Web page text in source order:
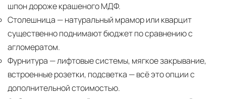
шпон дороже крашеного МДФ.
Столешница — натуральный мрамор или кварцит
существенно поднимают бюджет по сравнению с
агломератом.
Фурнитура — лифтовые системы, мягкое закрывание,
встроенные розетки, подсветка — всё это опции с
дополнительной стоимостью.